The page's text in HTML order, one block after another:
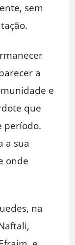
sem
a
e
que
período.
a sua
onde
na